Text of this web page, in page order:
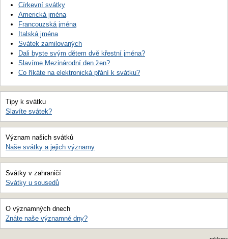
Církevní svátky
Americká jména
Francouzská jména
Italská jména
Svátek zamilovaných
Dali byste svým dětem dvě křestní jména?
Slavíme Mezinárodní den žen?
Co říkáte na elektronická přání k svátku?
Tipy k svátku
Slavíte svátek?
Význam našich svátků
Naše svátky a jejich významy
Svátky v zahraničí
Svátky u sousedů
O významných dnech
Znáte naše významné dny?